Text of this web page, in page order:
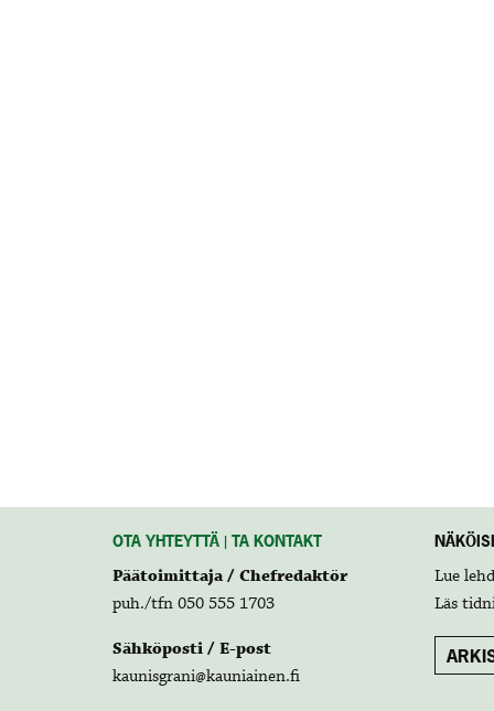
OTA YHTEYTTÄ | TA KONTAKT
Päätoimittaja / Chefredaktör
puh./tfn 050 555 1703
Sähköposti / E-post
kaunisgrani@kauniainen.fi
Lue
Läs